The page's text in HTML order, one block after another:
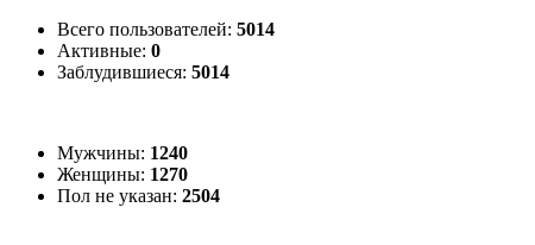
Всего пользователей: 5014
Активные: 0
Заблудившиеся: 5014
Мужчины: 1240
Женщины: 1270
Пол не указан: 2504